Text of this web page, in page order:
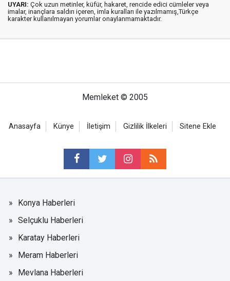
UYARI: Çok uzun metinler, küfür, hakaret, rencide edici cümleler veya
imalar, inançlara saldırı içeren, imla kuralları ile yazılmamış,Türkçe
karakter kullanılmayan yorumlar onaylanmamaktadır.
Memleket © 2005
Anasayfa Künye İletişim Gizlilik İlkeleri Sitene Ekle
Konya Haberleri
Selçuklu Haberleri
Karatay Haberleri
Meram Haberleri
Mevlana Haberleri